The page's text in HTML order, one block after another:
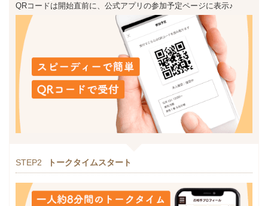
QRコードは開始直前に、公式アプリの参加予定ページに表示♪
STEP2 トークタイムスタート